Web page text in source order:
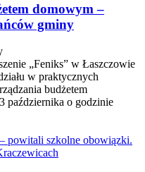
domowym –
gminy
„Feniks” w Łaszczowie
w praktycznych
budżetem
października o godzinie